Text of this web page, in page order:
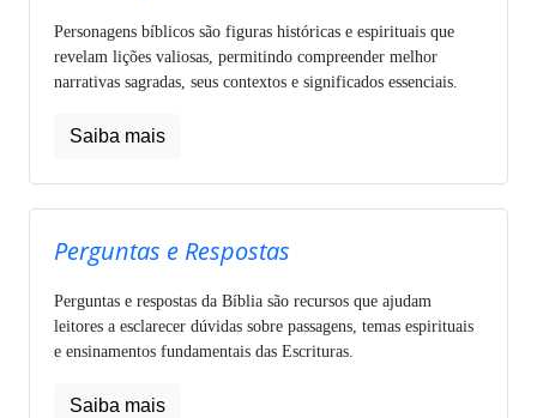
Personagens bíblicos são figuras históricas e espirituais que
revelam lições valiosas, permitindo compreender melhor
narrativas sagradas, seus contextos e significados essenciais.
Saiba mais
Perguntas e Respostas
Perguntas e respostas da Bíblia são recursos que ajudam
leitores a esclarecer dúvidas sobre passagens, temas espirituais
e ensinamentos fundamentais das Escrituras.
Saiba mais